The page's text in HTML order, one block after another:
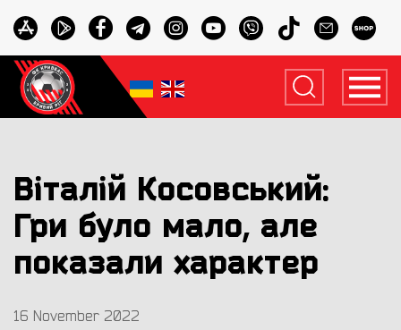
Віталій Косовський:
Гри було мало, але
показали характер
16 November 2022